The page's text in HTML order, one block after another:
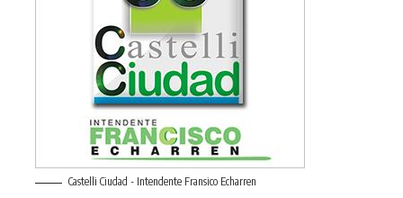
Castelli Ciudad - Intendente Fransico Echarren